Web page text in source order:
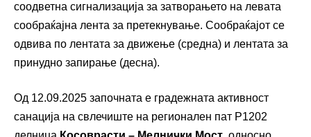
соодветна сигнализација за затворањето на левата
сообраќајна лента за претекнување. Сообраќајот се
одвива по лентата за движење (средна) и лентата за
принудно запирање (десна).
Од 12.09.2025 започната е градежната активност
санација на свлечиште на регионален пат Р1202